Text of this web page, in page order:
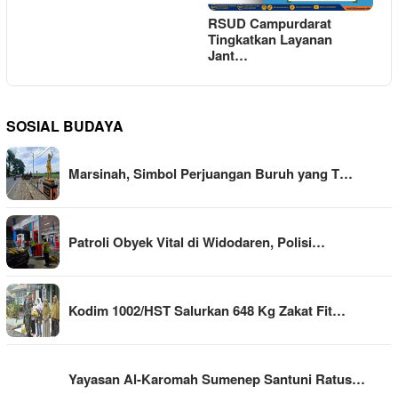
RSUD Campurdarat
Tingkatkan Layanan
Jant…
SOSIAL BUDAYA
Marsinah, Simbol Perjuangan Buruh yang T…
Patroli Obyek Vital di Widodaren, Polisi…
Kodim 1002/HST Salurkan 648 Kg Zakat Fit…
Yayasan Al-Karomah Sumenep Santuni Ratus…